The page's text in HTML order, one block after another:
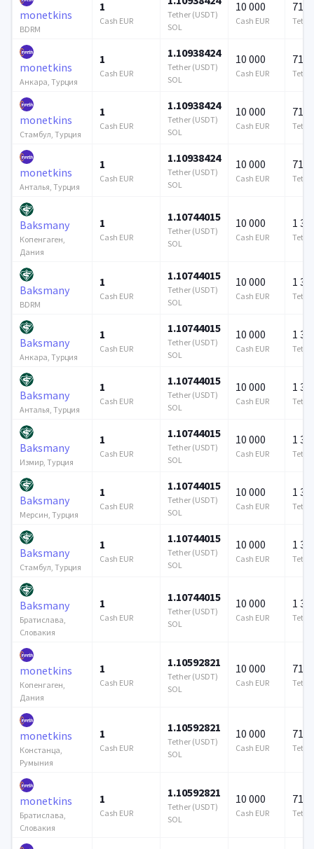
monetkins
BDRM
1
Cash EUR
Tether (USDT)
SOL
10 000
Cash EUR
715
monetkins
Анкара, Турция
1
Cash EUR
1.10938424
Tether (USDT)
SOL
10 000
Cash EUR
715
monetkins
Стамбул, Турция
1
Cash EUR
1.10938424
Tether (USDT)
SOL
10 000
Cash EUR
715
monetkins
Анталья, Турция
1
Cash EUR
1.10938424
Tether (USDT)
SOL
10 000
Cash EUR
715
Baksmany
Копенгаген,
Дания
1
Cash EUR
1.10744015
Tether (USDT)
SOL
10 000
Cash EUR
1
Baksmany
BDRM
1
Cash EUR
1.10744015
Tether (USDT)
SOL
10 000
Cash EUR
1
Baksmany
Анкара, Турция
1
Cash EUR
1.10744015
Tether (USDT)
SOL
10 000
Cash EUR
1
Baksmany
Анталья, Турция
1
Cash EUR
1.10744015
Tether (USDT)
SOL
10 000
Cash EUR
1
Baksmany
Измир, Турция
1
Cash EUR
1.10744015
Tether (USDT)
SOL
10 000
Cash EUR
1
Baksmany
Мерсин, Турция
1
Cash EUR
1.10744015
Tether (USDT)
SOL
10 000
Cash EUR
1
Baksmany
Стамбул, Турция
1
Cash EUR
1.10744015
Tether (USDT)
SOL
10 000
Cash EUR
1
Baksmany
Братислава,
Словакия
1
Cash EUR
1.10744015
Tether (USDT)
SOL
10 000
Cash EUR
1
monetkins
Копенгаген,
Дания
1
Cash EUR
1.10592821
Tether (USDT)
SOL
10 000
Cash EUR
715
monetkins
Констанца,
Румыния
1
Cash EUR
1.10592821
Tether (USDT)
SOL
10 000
Cash EUR
715
monetkins
Братислава,
Словакия
1
Cash EUR
1.10592821
Tether (USDT)
SOL
10 000
Cash EUR
715